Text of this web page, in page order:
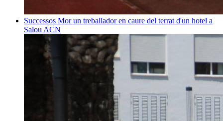
Successos Mor un treballador en caure del terrat d'un hotel a
Salou ACN